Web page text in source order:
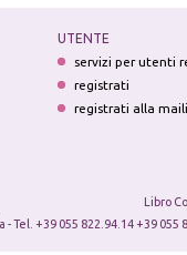
UTENTE
servizi per utenti
registrati
registrati alla
Libro
- Tel. +39 055 822.94.14 +39